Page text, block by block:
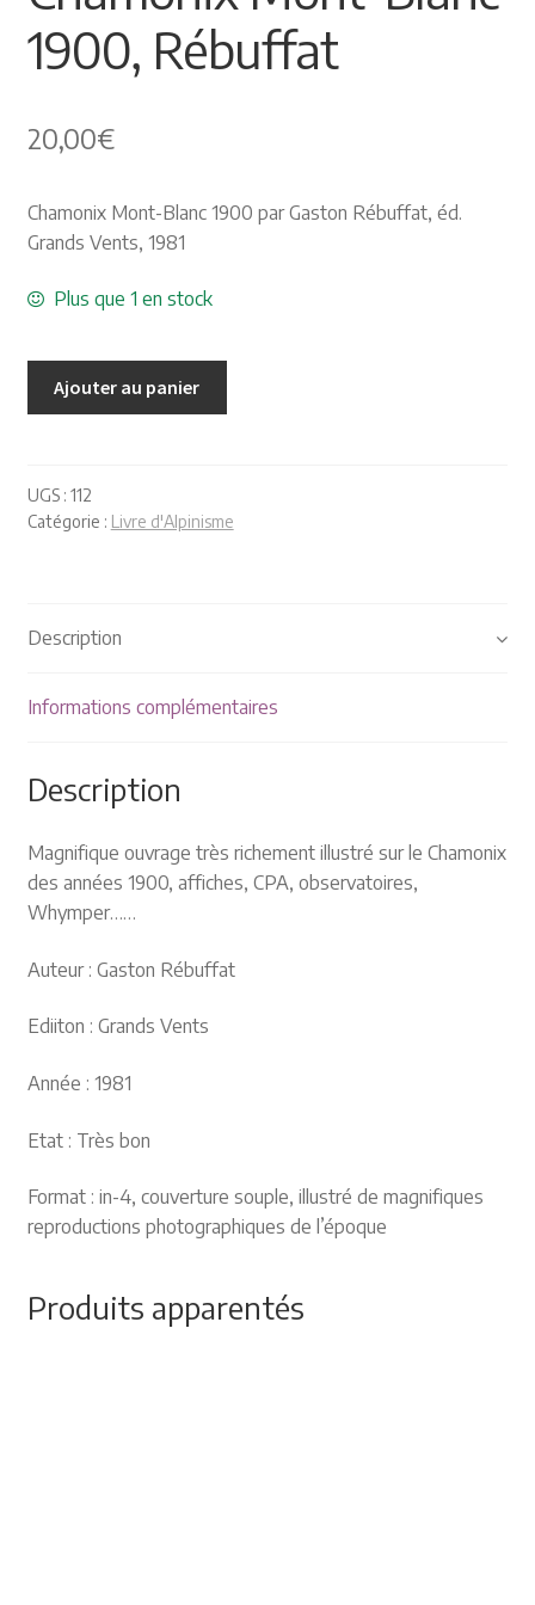
Himalayisme
Peintures
Les Pyrénées
Carte postale
1900, Rébuffat
20,00€
Chamonix Mont-Blanc 1900 par Gaston Rébuffat, éd.
Grands Vents, 1981
Plus que 1 en stock
Ajouter au panier
UGS : 112
Catégorie : Livre d'Alpinisme
Description
Informations complémentaires
Description
Magnifique ouvrage très richement illustré sur le Chamonix
des années 1900, affiches, CPA, observatoires,
Whymper……
Auteur : Gaston Rébuffat
Ediiton : Grands Vents
Année : 1981
Etat : Très bon
Format : in-4, couverture souple, illustré de magnifiques
reproductions photographiques de l’époque
Produits apparentés